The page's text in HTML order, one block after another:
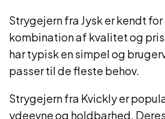
Strygejern fra Jysk er kendt
kombination af kvalitet og
har typisk en simpel og
passer til de fleste behov.
Strygejern fra Kvickly er
ydeevne og holdbarhed.